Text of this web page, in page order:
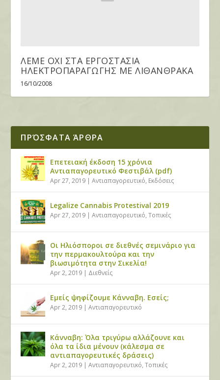
ΛΕΜΕ ΟΧΙ ΣΤΑ ΕΡΓΟΣΤΑΣΙΑ
ΗΛΕΚΤΡΟΠΑΡΑΓΩΓΗΣ ΜΕ ΛΙΘΑΝΘΡΑΚΑ
16/10/2008
ΠΡΌΣΦΑΤΑ ΆΡΘΡΑ
Επετειακή έκδοση 15 χρόνια
Αντιαπαγορευτικό Φεστιβάλ (pdf)
Apr 27, 2019 |Αντιαπαγορευτικό, Εκδόσεις
Legalize Cannabis Protestival 2019
Apr 27, 2019 |Αντιαπαγορευτικό,Τοπικές
Οι Ηλιόσποροι σε διεθνές σεμινάριο για
την περμακουλτούρα και την
βιωσιμότητα στην Σικελία!
Apr 2, 2019 | Διεθνείς
Εμείς ψηφίζουμε Κάνναβη. Εσείς;
Apr 2, 2019 |Αντιαπαγορευτικό
Κάνναβη: Όλα τριγύρω αλλάζουνε και
όλα τα ίδια μένουν (κάλεσμα σε
αντιαπαγορευτικές δράσεις)
Apr 2, 2019 |Αντιαπαγορευτικό,Τοπικές